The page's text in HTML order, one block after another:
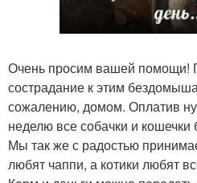
Очень просим вашей помощи!
сострадание к этим
сожалению, домом. Оплатив
неделю все собачки и кошечки
Мы так же с радостью
любят чаппи, а котики любят